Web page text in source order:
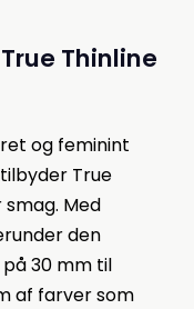
Thinline
og feminint
True
Med
den
30 mm til
af farver som